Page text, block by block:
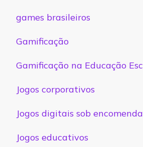
games brasileiros
Gamificação
Gamificação na Educação
Jogos corporativos
Jogos digitais sob encomenda
Jogos educativos